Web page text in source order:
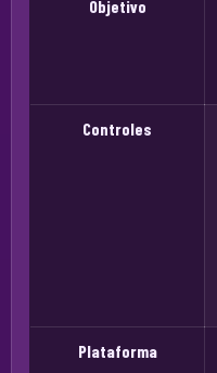
Objetivo
Controles
Plataforma